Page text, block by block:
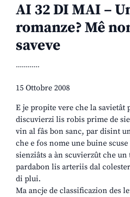
AI 32 DI MAI –
romanze? Mê
saveve
............
15 Ottobre 2008
E je propite vere che la savietât
discuvierzi lis robis prime de
vin al fâs bon sanc, par disint
che e fos nome une buine
sienziâts a àn scuvierzût che
pardabon lis arteriis dal
di plui.
Ma ancje de classificazion des